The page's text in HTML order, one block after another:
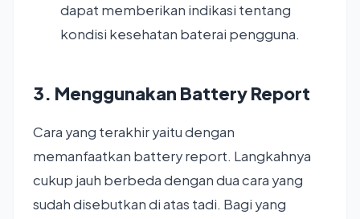
dapat memberikan indikasi tentang
kondisi kesehatan baterai pengguna.
3. Menggunakan Battery Report
Cara yang terakhir yaitu dengan
memanfaatkan battery report. Langkahnya
cukup jauh berbeda dengan dua cara yang
sudah disebutkan di atas tadi. Bagi yang